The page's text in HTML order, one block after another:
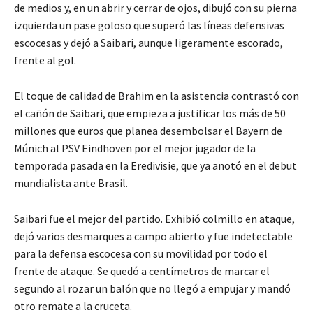
de medios y, en un abrir y cerrar de ojos, dibujó con su pierna
izquierda un pase goloso que superó las líneas defensivas
escocesas y dejó a Saibari, aunque ligeramente escorado,
frente al gol.
El toque de calidad de Brahim en la asistencia contrastó con
el cañón de Saibari, que empieza a justificar los más de 50
millones que euros que planea desembolsar el Bayern de
Múnich al PSV Eindhoven por el mejor jugador de la
temporada pasada en la Eredivisie, que ya anotó en el debut
mundialista ante Brasil.
Saibari fue el mejor del partido. Exhibió colmillo en ataque,
dejó varios desmarques a campo abierto y fue indetectable
para la defensa escocesa con su movilidad por todo el
frente de ataque. Se quedó a centímetros de marcar el
segundo al rozar un balón que no llegó a empujar y mandó
otro remate a la cruceta.